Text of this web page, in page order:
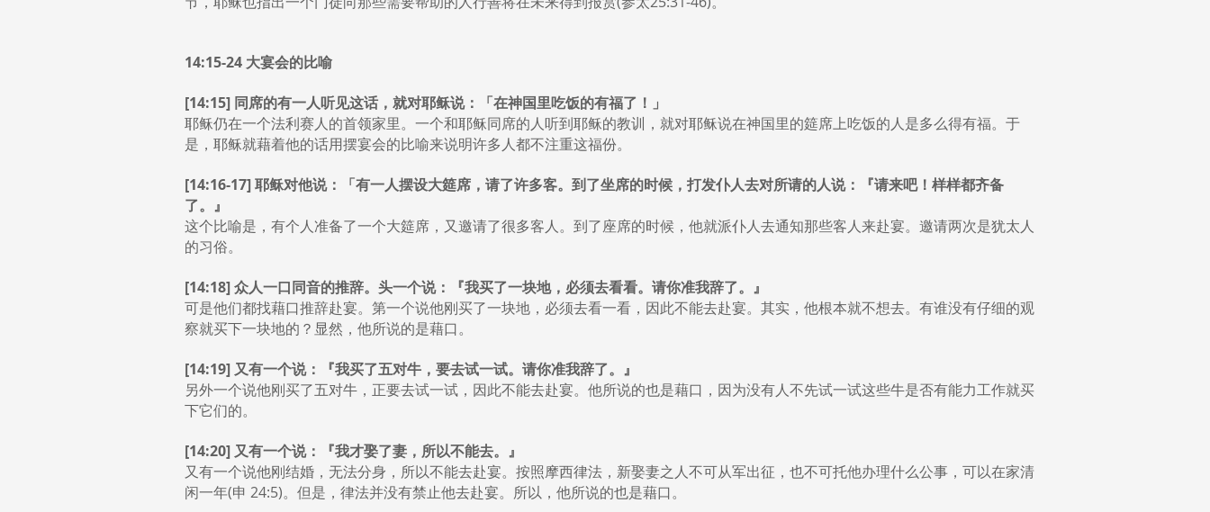
14:15-24 大宴会的比喻
[14:15] 同席的有一人听见这话，就对耶稣说：「在神国里吃饭的有福了！」
耶稣仍在一个法利赛人的首领家里。一个和耶稣同席的人听到耶稣的教训，就对耶稣说在神国里的筵席上吃饭的人是多么得有福。于
是，耶稣就藉着他的话用摆宴会的比喻来说明许多人都不注重这福份。
[14:16-17] 耶稣对他说：「有一人摆设大筵席，请了许多客。到了坐席的时候，打发仆人去对所请的人说：『请来吧！样样都齐备
了。』
这个比喻是，有个人准备了一个大筵席，又邀请了很多客人。到了座席的时候，他就派仆人去通知那些客人来赴宴。邀请两次是犹太人
的习俗。
[14:18] 众人一口同音的推辞。头一个说：『我买了一块地，必须去看看。请你准我辞了。』
可是他们都找藉口推辞赴宴。第一个说他刚买了一块地，必须去看一看，因此不能去赴宴。其实，他根本就不想去。有谁没有仔细的观
察就买下一块地的？显然，他所说的是藉口。
[14:19] 又有一个说：『我买了五对牛，要去试一试。请你准我辞了。』
另外一个说他刚买了五对牛，正要去试一试，因此不能去赴宴。他所说的也是藉口，因为没有人不先试一试这些牛是否有能力工作就买
下它们的。
[14:20] 又有一个说：『我才娶了妻，所以不能去。』
又有一个说他刚结婚，无法分身，所以不能去赴宴。按照摩西律法，新娶妻之人不可从军出征，也不可托他办理什么公事，可以在家清
闲一年(申 24:5)。但是，律法并没有禁止他去赴宴。所以，他所说的也是藉口。